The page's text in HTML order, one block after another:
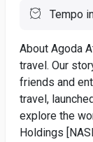
Tempo
About Agoda
travel. Our
friends and
travel,
explore the
Holdings